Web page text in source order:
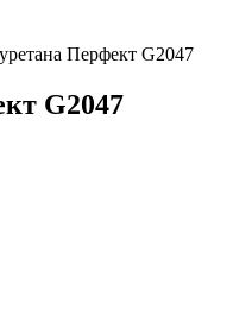
Перфект G2047
G2047